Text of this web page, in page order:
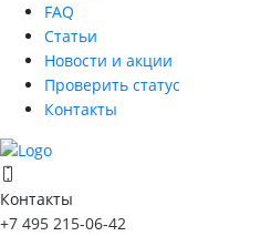
FAQ
Статьи
Новости и акции
Проверить статус
Контакты
Контакты
+7 495 215-06-42